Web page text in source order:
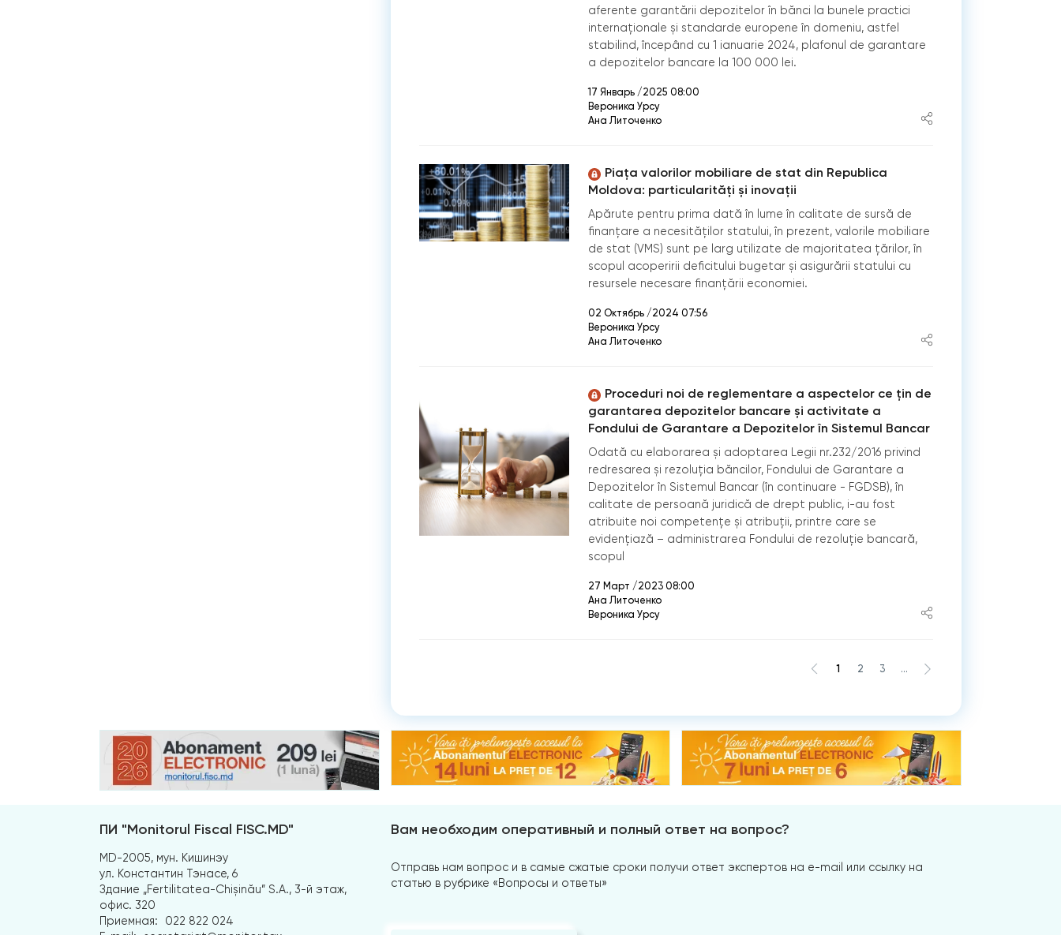
aferente garantării depozitelor în bănci la bunele practici
internaționale și standarde europene în domeniu, astfel
stabilind, începând cu 1 ianuarie 2024, plafonul de garantare
a depozitelor bancare la 100 000 lei.
17 Январь /2025 08:00
Вероника Урсу
Ана Литоченко
Piața valorilor mobiliare de stat din Republica
Moldova: particularități și inovații
Apărute pentru prima dată în lume în calitate de sursă de
finanțare a necesităților statului, în prezent, valorile mobiliare
de stat (VMS) sunt pe larg utilizate de majoritatea țărilor, în
scopul acoperirii deficitului bugetar și asigurării statului cu
resursele necesare finanțării economiei.
02 Октябрь /2024 07:56
Вероника Урсу
Ана Литоченко
Proceduri noi de reglementare a aspectelor ce țin de
garantarea depozitelor bancare și activitate a
Fondului de Garantare a Depozitelor în Sistemul Bancar
Odată cu elaborarea și adoptarea Legii nr.232/2016 privind
redresarea și rezoluția băncilor, Fondului de Garantare a
Depozitelor în Sistemul Bancar (în continuare - FGDSB), în
calitate de persoană juridică de drept public, i-au fost
atribuite noi competențe și atribuții, printre care se
evidențiază – administrarea Fondului de rezoluție bancară,
scopul
27 Март /2023 08:00
Ана Литоченко
Вероника Урсу
1 2 3 ...
ПИ "Monitorul Fiscal FISC.MD"
MD-2005, мун. Кишинэу
ул. Константин Тэнасе, 6
Здание „Fertilitatea-Chișinău” S.A., 3-й этаж,
офис. 320
Приемная:
022 822 024
Вам необходим оперативный и полный ответ на вопрос?
Отправь нам вопрос и в самые сжатые сроки получи ответ экспертов на e-mail или ссылку на
статью в рубрике «Вопросы и ответы»